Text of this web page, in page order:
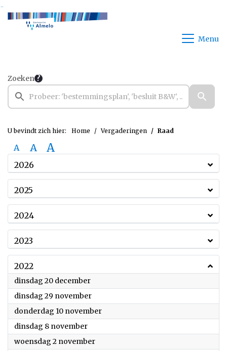
Ga naar de inhoud van deze pagina
Ga naar het zoeken
Ga naar het menu
Menu
Zoeken
U bevindt zich hier: Home Vergaderingen Raad
A A A
2026
2025
2024
2023
2022
dinsdag 20 december2022
dinsdag 29 november2022
donderdag 10 november2022
dinsdag 8 november2022
woensdag 2 november2022